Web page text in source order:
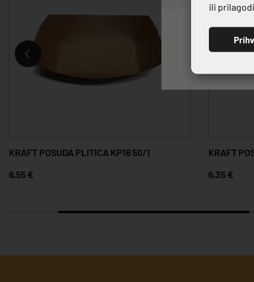
KRAFT POSUDA PLITICA KP16 50/1
6,55 €
KRAFT
6,35 €
ili